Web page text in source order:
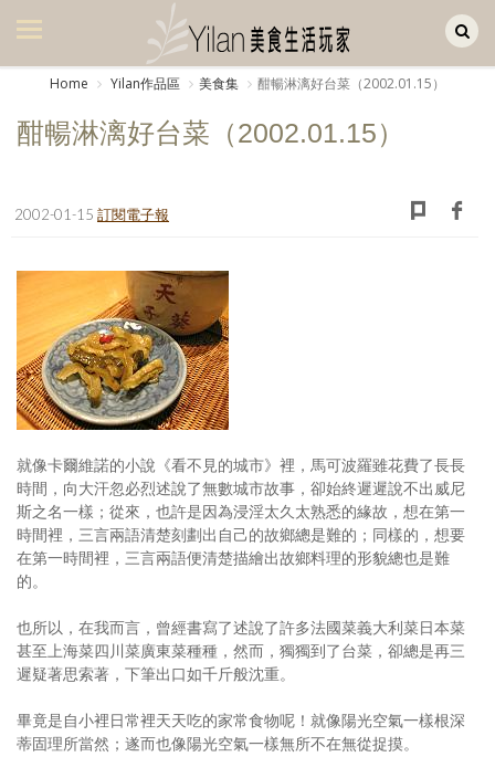
美食集
書房集
日記簿
餐桌週記
享樂隨手拍
照相簿
影音區
歷史區
個人著作
Home Yilan作品區 美食集 酣暢淋漓好台菜（2002.01.15）
酣暢淋漓好台菜（2002.01.15）
2002-01-15 訂閱電子報
就像卡爾維諾的小說《看不見的城市》裡，馬可波羅雖花費了長長
時間，向大汗忽必烈述說了無數城市故事，卻始終遲遲說不出威尼
斯之名一樣；從來，也許是因為浸淫太久太熟悉的緣故，想在第一
時間裡，三言兩語清楚刻劃出自己的故鄉總是難的；同樣的，想要
在第一時間裡，三言兩語便清楚描繪出故鄉料理的形貌總也是難
的。
也所以，在我而言，曾經書寫了述說了許多法國菜義大利菜日本菜
甚至上海菜四川菜廣東菜種種，然而，獨獨到了台菜，卻總是再三
遲疑著思索著，下筆出口如千斤般沈重。
畢竟是自小裡日常裡天天吃的家常食物呢！就像陽光空氣一樣根深
蒂固理所當然；遂而也像陽光空氣一樣無所不在無從捉摸。